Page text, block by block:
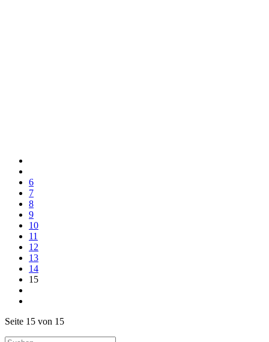
6
7
8
9
10
11
12
13
14
15
Seite 15 von 15